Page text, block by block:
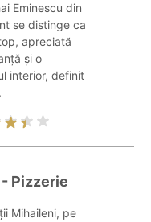
Eminescu din
se distinge ca
apreciată
și o
interior, definit
Pizzerie
Mihaileni, pe